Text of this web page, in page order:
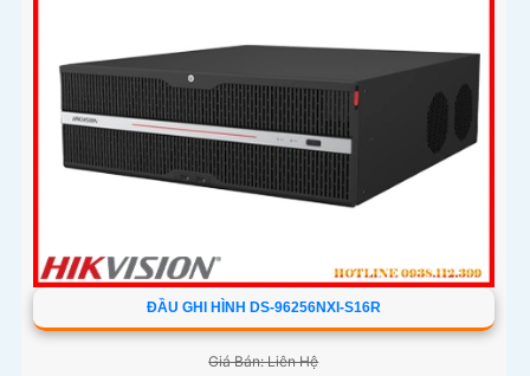
ĐẦU GHI HÌNH DS-96256NXI-S16R
Giá Bán: Liên Hệ